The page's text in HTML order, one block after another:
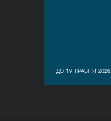
ДО 19 ТРАВНЯ 2026